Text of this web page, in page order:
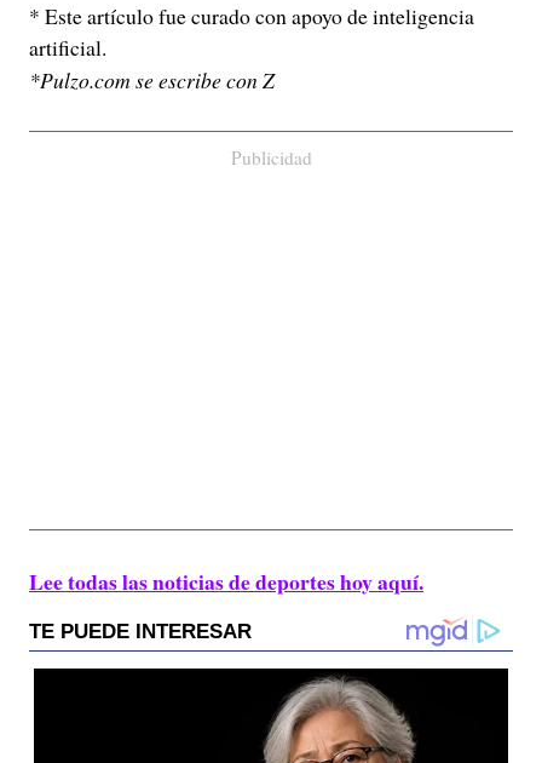
* Este artículo fue curado con apoyo de inteligencia
artificial.
*Pulzo.com se escribe con Z
Publicidad
Lee todas las noticias de deportes hoy aquí.